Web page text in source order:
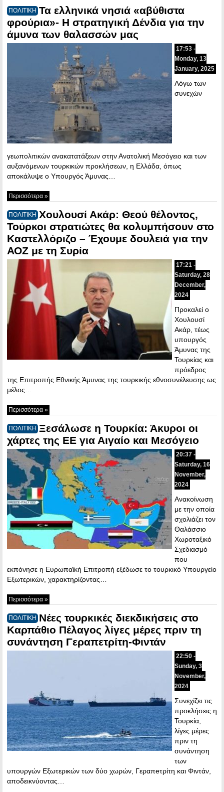
ΠΟΛΙΤΙΚΗ Τα ελληνικά νησιά «αβύθιστα
φρούρια»- Η στρατηγική Δένδια για την
άμυνα των θαλασσών μας
17:53 -
Monday, 13
January, 2025
Λόγω των
συνεχών
γεωπολιτικών ανακατατάξεων στην Ανατολική Μεσόγειο και των
αυξανόμενων τουρκικών προκλήσεων, η Ελλάδα, όπως
αποκάλυψε ο Υπουργός Άμυνας…
Περισσότερα »
ΠΟΛΙΤΙΚΗ Χουλουσί Ακάρ: Θεού θέλοντος,
Τούρκοι στρατιώτες θα κολυμπήσουν στο
Καστελλόριζο – Έχουμε δουλειά για την
ΑΟΖ με τη Συρία
17:21 -
Saturday, 28
December,
2024
Προκαλεί ο
Χουλουσί
Ακάρ, τέως
υπουργός
Άμυνας της
Τουρκίας και
πρόεδρος
της Επιτροπής Εθνικής Άμυνας της τουρκικής εθνοσυνέλευσης ως
μέλος…
Περισσότερα »
ΠΟΛΙΤΙΚΗ Ξεσάλωσε η Τουρκία: Άκυροι οι
χάρτες της ΕΕ για Αιγαίο και Μεσόγειο
20:37 -
Saturday, 16
November,
2024
Ανακοίνωση
με την οποία
σχολιάζει τον
Θαλάσσιο
Χωροταξικό
Σχεδιασμό
που
εκπόνησε η Ευρωπαϊκή Επιτροπή εξέδωσε το τουρκικό Υπουργείο
Εξωτερικών, χαρακτηρίζοντας…
Περισσότερα »
ΠΟΛΙΤΙΚΗ Νέες τουρκικές διεκδικήσεις στο
Καρπάθιο Πέλαγος λίγες μέρες πριν τη
συνάντηση Γεραπετρίτη-Φιντάν
22:50 -
Sunday, 3
November,
2024
Συνεχίζει τις
προκλήσεις η
Τουρκία,
λίγες μέρες
πριν τη
συνάντηση
των
υπουργών Εξωτερικών των δύο χωρών, Γεραπeτρίτη και Φιντάν,
αποδεικνύοντας…